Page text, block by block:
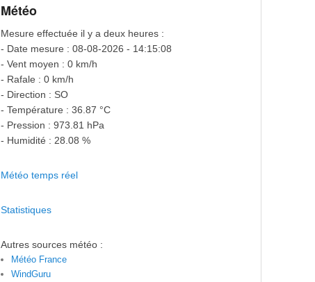
Météo
Mesure effectuée il y a deux heures :
- Date mesure : 08-08-2026 - 14:15:08
- Vent moyen : 0 km/h
- Rafale : 0 km/h
- Direction : SO
- Température : 36.87 °C
- Pression : 973.81 hPa
- Humidité : 28.08 %
Météo temps réel
Statistiques
Autres sources météo :
Météo France
WindGuru